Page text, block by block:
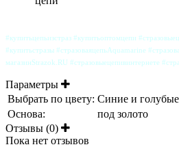
#купитьцепьизстраз #купитьоптомцепи
#купитьстразы #стразоваяцепьAquamarine
магазинStrazok.RU #стразовыецепивинтернете
Параметры
Выбрать по цвету: Синие и голубые
Основа:
под золото
Отзывы (0)
Пока нет отзывов